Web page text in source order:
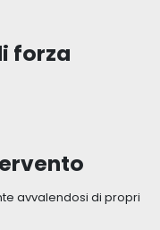
forza
avvalendosi di propri